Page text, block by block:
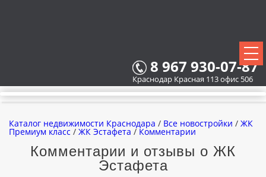
8 967 930-07-87
Краснодар Красная 113 офис 506
ВСЕ НОВОСТРОЙКИ
Каталог недвижимости Краснодара / Все новостройки / ЖК
Премиум класс / ЖК Эстафета / Комментарии
Комментарии и отзывы о ЖК
Эстафета